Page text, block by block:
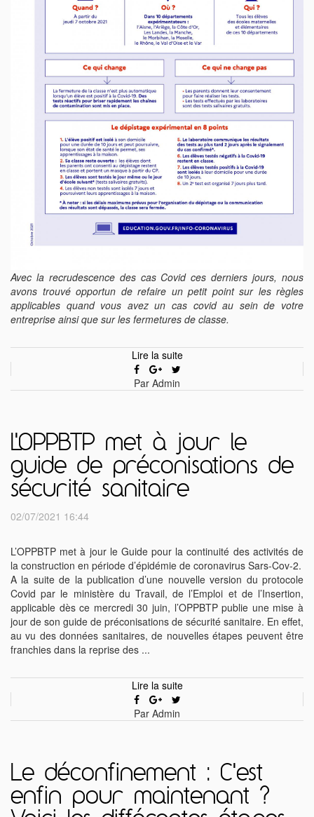
Avec la recrudescence des cas Covid ces derniers jours, nous
avons trouvé opportun de refaire un petit point sur les règles
applicables quand vous avez un cas covid au sein de votre
entreprise ainsi que sur les fermetures de classe.
Lire la suite
Par Admin
L'OPPBTP met à jour le
guide de préconisations de
sécurité sanitaire
02/07/2021 16:44
L’OPPBTP met à jour le Guide pour la continuité des activités de
la construction en période d’épidémie de coronavirus Sars-Cov-2.
A la suite de la publication d’une nouvelle version du protocole
Covid par le ministère du Travail, de l’Emploi et de l’Insertion,
applicable dès ce mercredi 30 juin, l’OPPBTP publie une mise à
jour de son guide de préconisations de sécurité sanitaire. En effet,
au vu des données sanitaires, de nouvelles étapes peuvent être
franchies dans la reprise des ...
Lire la suite
Par Admin
Le déconfinement : C'est
enfin pour maintenant ?